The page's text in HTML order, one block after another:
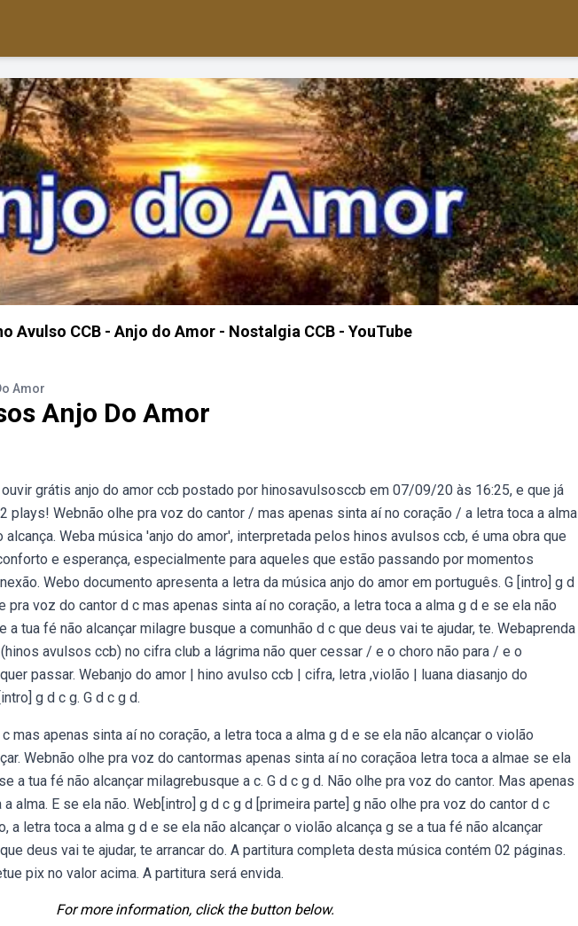
Avulso CCB - Anjo do Amor - Nostalgia CCB - YouTube
Amor
Anjo Do Amor
grátis anjo do amor ccb postado por hinosavulsosccb em 07/09/20 às 16:25, e que já
plays! Webnão olhe pra voz do cantor / mas apenas sinta aí no coração / a letra toca a alma
Weba música 'anjo do amor', interpretada pelos hinos avulsos ccb, é uma obra que
e esperança, especialmente para aqueles que estão passando por momentos
Webo documento apresenta a letra da música anjo do amor em português. G [intro] g d
pra voz do cantor d c mas apenas sinta aí no coração, a letra toca a alma g d e se ela não
a tua fé não alcançar milagre busque a comunhão d c que deus vai te ajudar, te. Webaprenda
avulsos ccb) no cifra club a lágrima não quer cessar / e o choro não para / e o
passar. Webanjo do amor | hino avulso ccb | cifra, letra ,violão | luana diasanjo do
g d c g. G d c g d.
mas apenas sinta aí no coração, a letra toca a alma g d e se ela não alcançar o violão
Webnão olhe pra voz do cantormas apenas sinta aí no coraçãoa letra toca a almae se ela
a tua fé não alcançar milagrebusque a c. G d c g d. Não olhe pra voz do cantor. Mas apenas
alma. E se ela não. Web[intro] g d c g d [primeira parte] g não olhe pra voz do cantor d c
a letra toca a alma g d e se ela não alcançar o violão alcança g se a tua fé não alcançar
deus vai te ajudar, te arrancar do. A partitura completa desta música contém 02 páginas.
pix no valor acima. A partitura será envida.
For more information, click the button below.